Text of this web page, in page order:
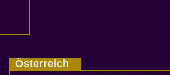
Österreich